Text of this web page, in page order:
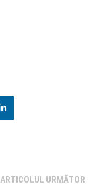
ARTICOLUL URMĂTOR